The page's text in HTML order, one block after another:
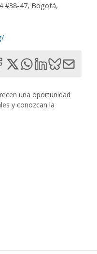
#38-47, Bogotá,
una oportunidad
y conozcan la